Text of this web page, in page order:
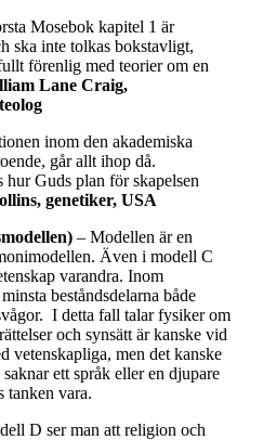
Mosebok kapitel 1 är
ska inte tolkas bokstavligt,
förenlig med teorier om en
Lane Craig,
inom den akademiska
går allt ihop då.
hur Guds plan för skapelsen
genetiker, USA
– Modellen är en
Även i modell C
varandra. Inom
beståndsdelarna både
I detta fall talar fysiker om
och synsätt är kanske vid
vetenskapliga, men det kanske
ett språk eller en djupare
tanken vara.
D ser man att religion och